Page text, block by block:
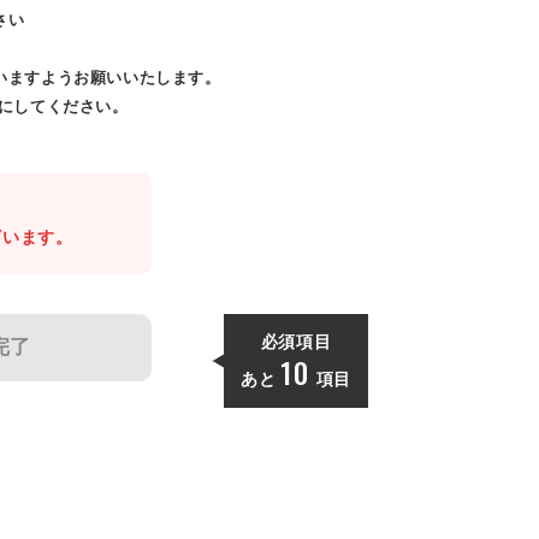
い
すようお願いいたします。
してください。
ます。
了 必須項目
あと 10 項目